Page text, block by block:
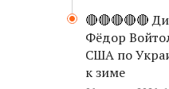
🔴🔴🔴🔴🔴
Фёдор
США по
к зиме